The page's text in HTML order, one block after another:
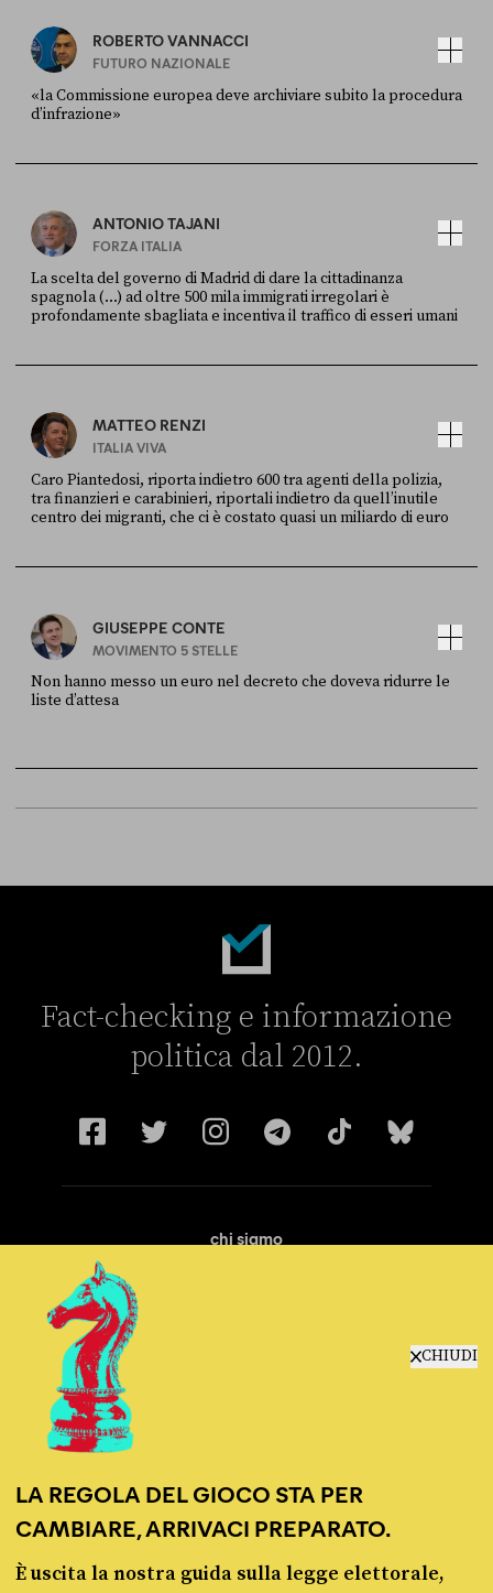
CHIUDI
LA REGOLA DEL GIOCO STA PER
CAMBIARE, ARRIVACI PREPARATO.
È uscita la nostra guida sulla legge elettorale,
ROBERTO VANNACCI
FUTURO NAZIONALE
«la Commissione europea deve archiviare subito la procedura
d’infrazione»
ANTONIO TAJANI
FORZA ITALIA
La scelta del governo di Madrid di dare la cittadinanza
spagnola (...) ad oltre 500 mila immigrati irregolari è
profondamente sbagliata e incentiva il traffico di esseri umani
MATTEO RENZI
ITALIA VIVA
Caro Piantedosi, riporta indietro 600 tra agenti della polizia,
tra finanzieri e carabinieri, riportali indietro da quell’inutile
centro dei migranti, che ci è costato quasi un miliardo di euro
GIUSEPPE CONTE
MOVIMENTO 5 STELLE
Non hanno messo un euro nel decreto che doveva ridurre le
liste d’attesa
Fact-checking e informazione
politica dal 2012.
chi siamo